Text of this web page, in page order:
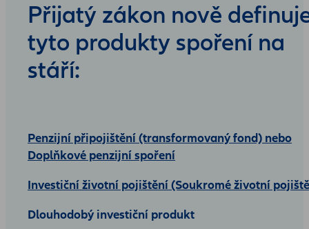
Přijatý zákon nově
tyto produkty spoření na
stáří:
Penzijní připojištění (transformovaný fond) nebo
Doplňkové penzijní spoření
Investiční životní pojištění (Soukromé životní
Dlouhodobý investiční produkt